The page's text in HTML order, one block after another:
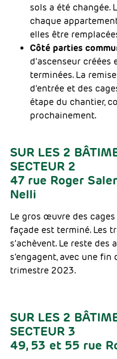
sols a été changée.
chaque
elles être
Côté parties
d’ascenseur créées
terminées. La
d’entrée et des
étape du chantier,
prochainement.
SUR LES 2
SECTEUR 2
47 rue Roger
Nelli
Le gros œuvre des cages
façade est terminé. Les
s’achèvent. Le reste des
s’engagent, avec une fin
trimestre 2023.
SUR LES 2
SECTEUR 3
49, 53 et 55 rue